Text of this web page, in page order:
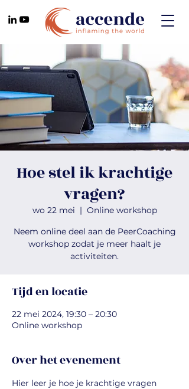
Hoe stel ik krachtige
vragen?
wo 22 mei
  |
Online workshop
Neem online deel aan de PeerCoaching
workshop zodat je meer haalt je
activiteiten.
Tijd en locatie
22 mei 2024, 19:30 – 20:30
Online workshop
Over het evenement
Hier leer je hoe je krachtige vragen